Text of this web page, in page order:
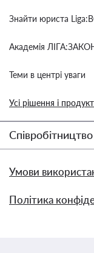
Знайти юриста
Академія
Теми в центрі уваги
Усі рішення і
Співробітництво
Умови
Політика